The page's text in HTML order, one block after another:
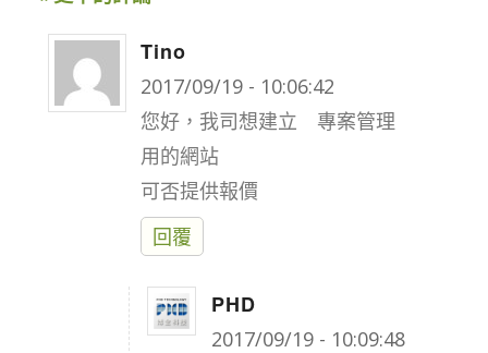
Tino
2017/09/19 - 10:06:42
您好，我司想建立 專案管理
用的網站
可否提供報價
回覆
PHD
2017/09/19 - 10:09:48